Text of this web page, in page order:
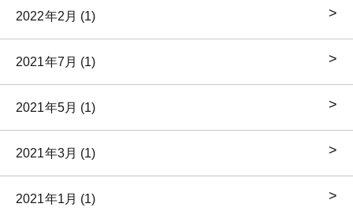
2022年2月 (1)
2021年7月 (1)
2021年5月 (1)
2021年3月 (1)
2021年1月 (1)